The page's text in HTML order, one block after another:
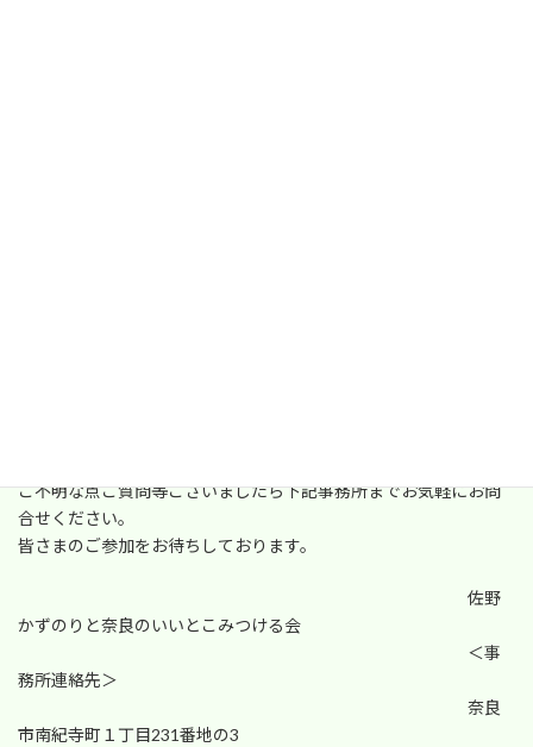
ご不明な点ご質問等ございましたら下記事務所までお気軽にお問
合せください。
皆さまのご参加をお待ちしております。
佐野
かずのりと奈良のいいとこみつける会
＜事
務所連絡先＞
奈良
市南紀寺町１丁目231番地の3